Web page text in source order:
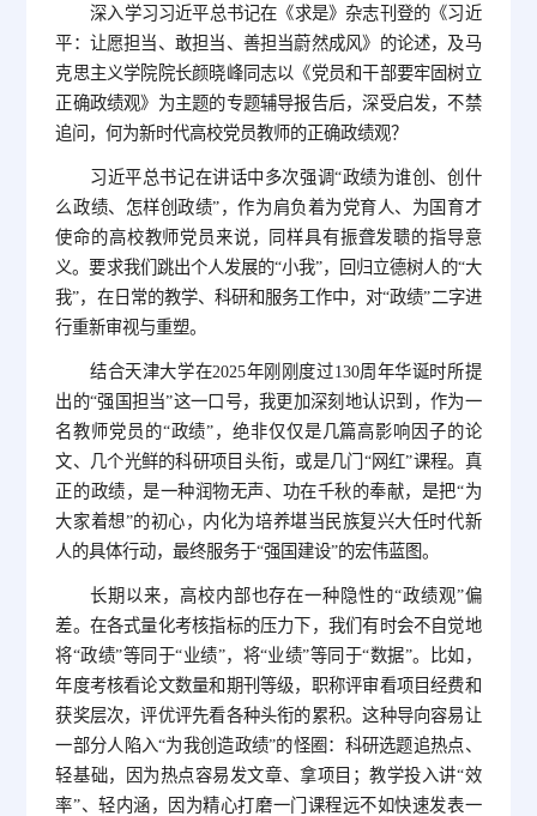
深入学习习近平总书记在《求是》杂志刊登的《习近
平：让愿担当、敢担当、善担当蔚然成风》的论述，及马
克思主义学院院长颜晓峰同志以《党员和干部要牢固树立
正确政绩观》为主题的专题辅导报告后，深受启发，不禁
追问，何为新时代高校党员教师的正确政绩观？
习近平总书记在讲话中多次强调“政绩为谁创、创什
么政绩、怎样创政绩”，作为肩负着为党育人、为国育才
使命的高校教师党员来说，同样具有振聋发聩的指导意
义。要求我们跳出个人发展的“小我”，回归立德树人的“大
我”，在日常的教学、科研和服务工作中，对“政绩”二字进
行重新审视与重塑。
结合天津大学在2025年刚刚度过130周年华诞时所提
出的“强国担当”这一口号，我更加深刻地认识到，作为一
名教师党员的“政绩”，绝非仅仅是几篇高影响因子的论
文、几个光鲜的科研项目头衔，或是几门“网红”课程。真
正的政绩，是一种润物无声、功在千秋的奉献，是把“为
大家着想”的初心，内化为培养堪当民族复兴大任时代新
人的具体行动，最终服务于“强国建设”的宏伟蓝图。
长期以来，高校内部也存在一种隐性的“政绩观”偏
差。在各式量化考核指标的压力下，我们有时会不自觉地
将“政绩”等同于“业绩”，将“业绩”等同于“数据”。比如，
年度考核看论文数量和期刊等级，职称评审看项目经费和
获奖层次，评优评先看各种头衔的累积。这种导向容易让
一部分人陷入“为我创造政绩”的怪圈：科研选题追热点、
轻基础，因为热点容易发文章、拿项目；教学投入讲“效
率”、轻内涵，因为精心打磨一门课程远不如快速发表一